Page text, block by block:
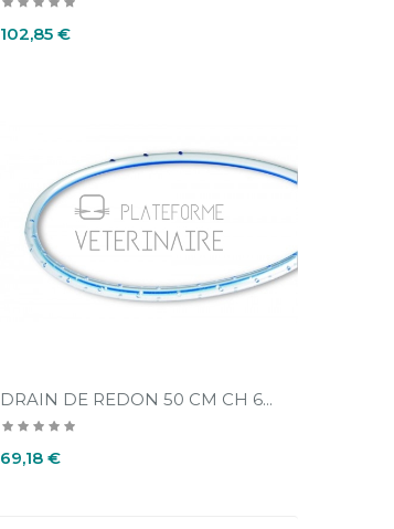
Prix
102,85 €
DRAIN DE REDON 50 CM CH 6...
Prix
69,18 €